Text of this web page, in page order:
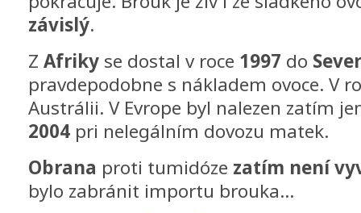
závislý.
Z Afriky se dostal v roce 1997 do
pravdepodobne s nákladem ovoce. V
Austrálii. V Evrope byl nalezen zatím
2004 pri nelegálním dovozu matek.
Obrana proti tumidóze zatím není
bylo zabránit importu brouka...